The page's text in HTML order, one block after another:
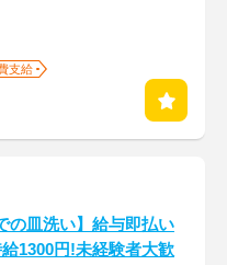
支給
の皿洗い】給与即払い
給1300円!未経験者大歓